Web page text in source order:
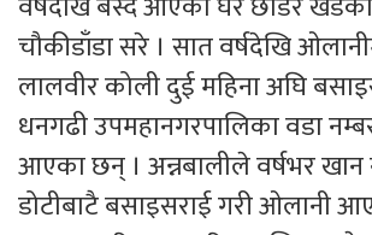
चौकीडाँडा सरे । सात वर्षदेखि
लालवीर कोली दुई महिना अघि
धनगढी उपमहानगरपालिका वडा
आएका छन् । अन्नबालीले वर्षभर
डोटीबाटै बसाइसराई गरी ओलानी